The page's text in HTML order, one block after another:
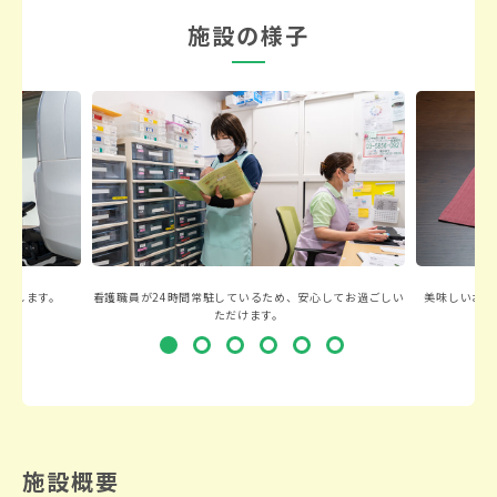
施設の様子
します。
看護職員が24時間常駐しているため、安心してお過ごしい
ただけます。
美味しいお
施設概要